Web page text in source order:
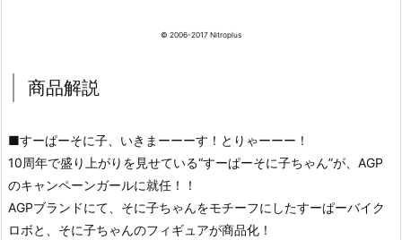
© 2006-2017 Nitroplus
商品解説
■すーぱーそに子、いきまーーーす！とりゃーーー！
10周年で盛り上がりを見せている“すーぱーそに子ちゃん”が、AGP
のキャンペーンガールに就任！！
AGPブランドにて、そに子ちゃんをモチーフにしたすーぱーバイク
ロボと、そに子ちゃんのフィギュアが商品化！